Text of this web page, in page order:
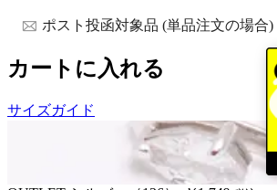
ポスト投函対象品 (単品注文の場合)
カートに入れる
サイズガイド